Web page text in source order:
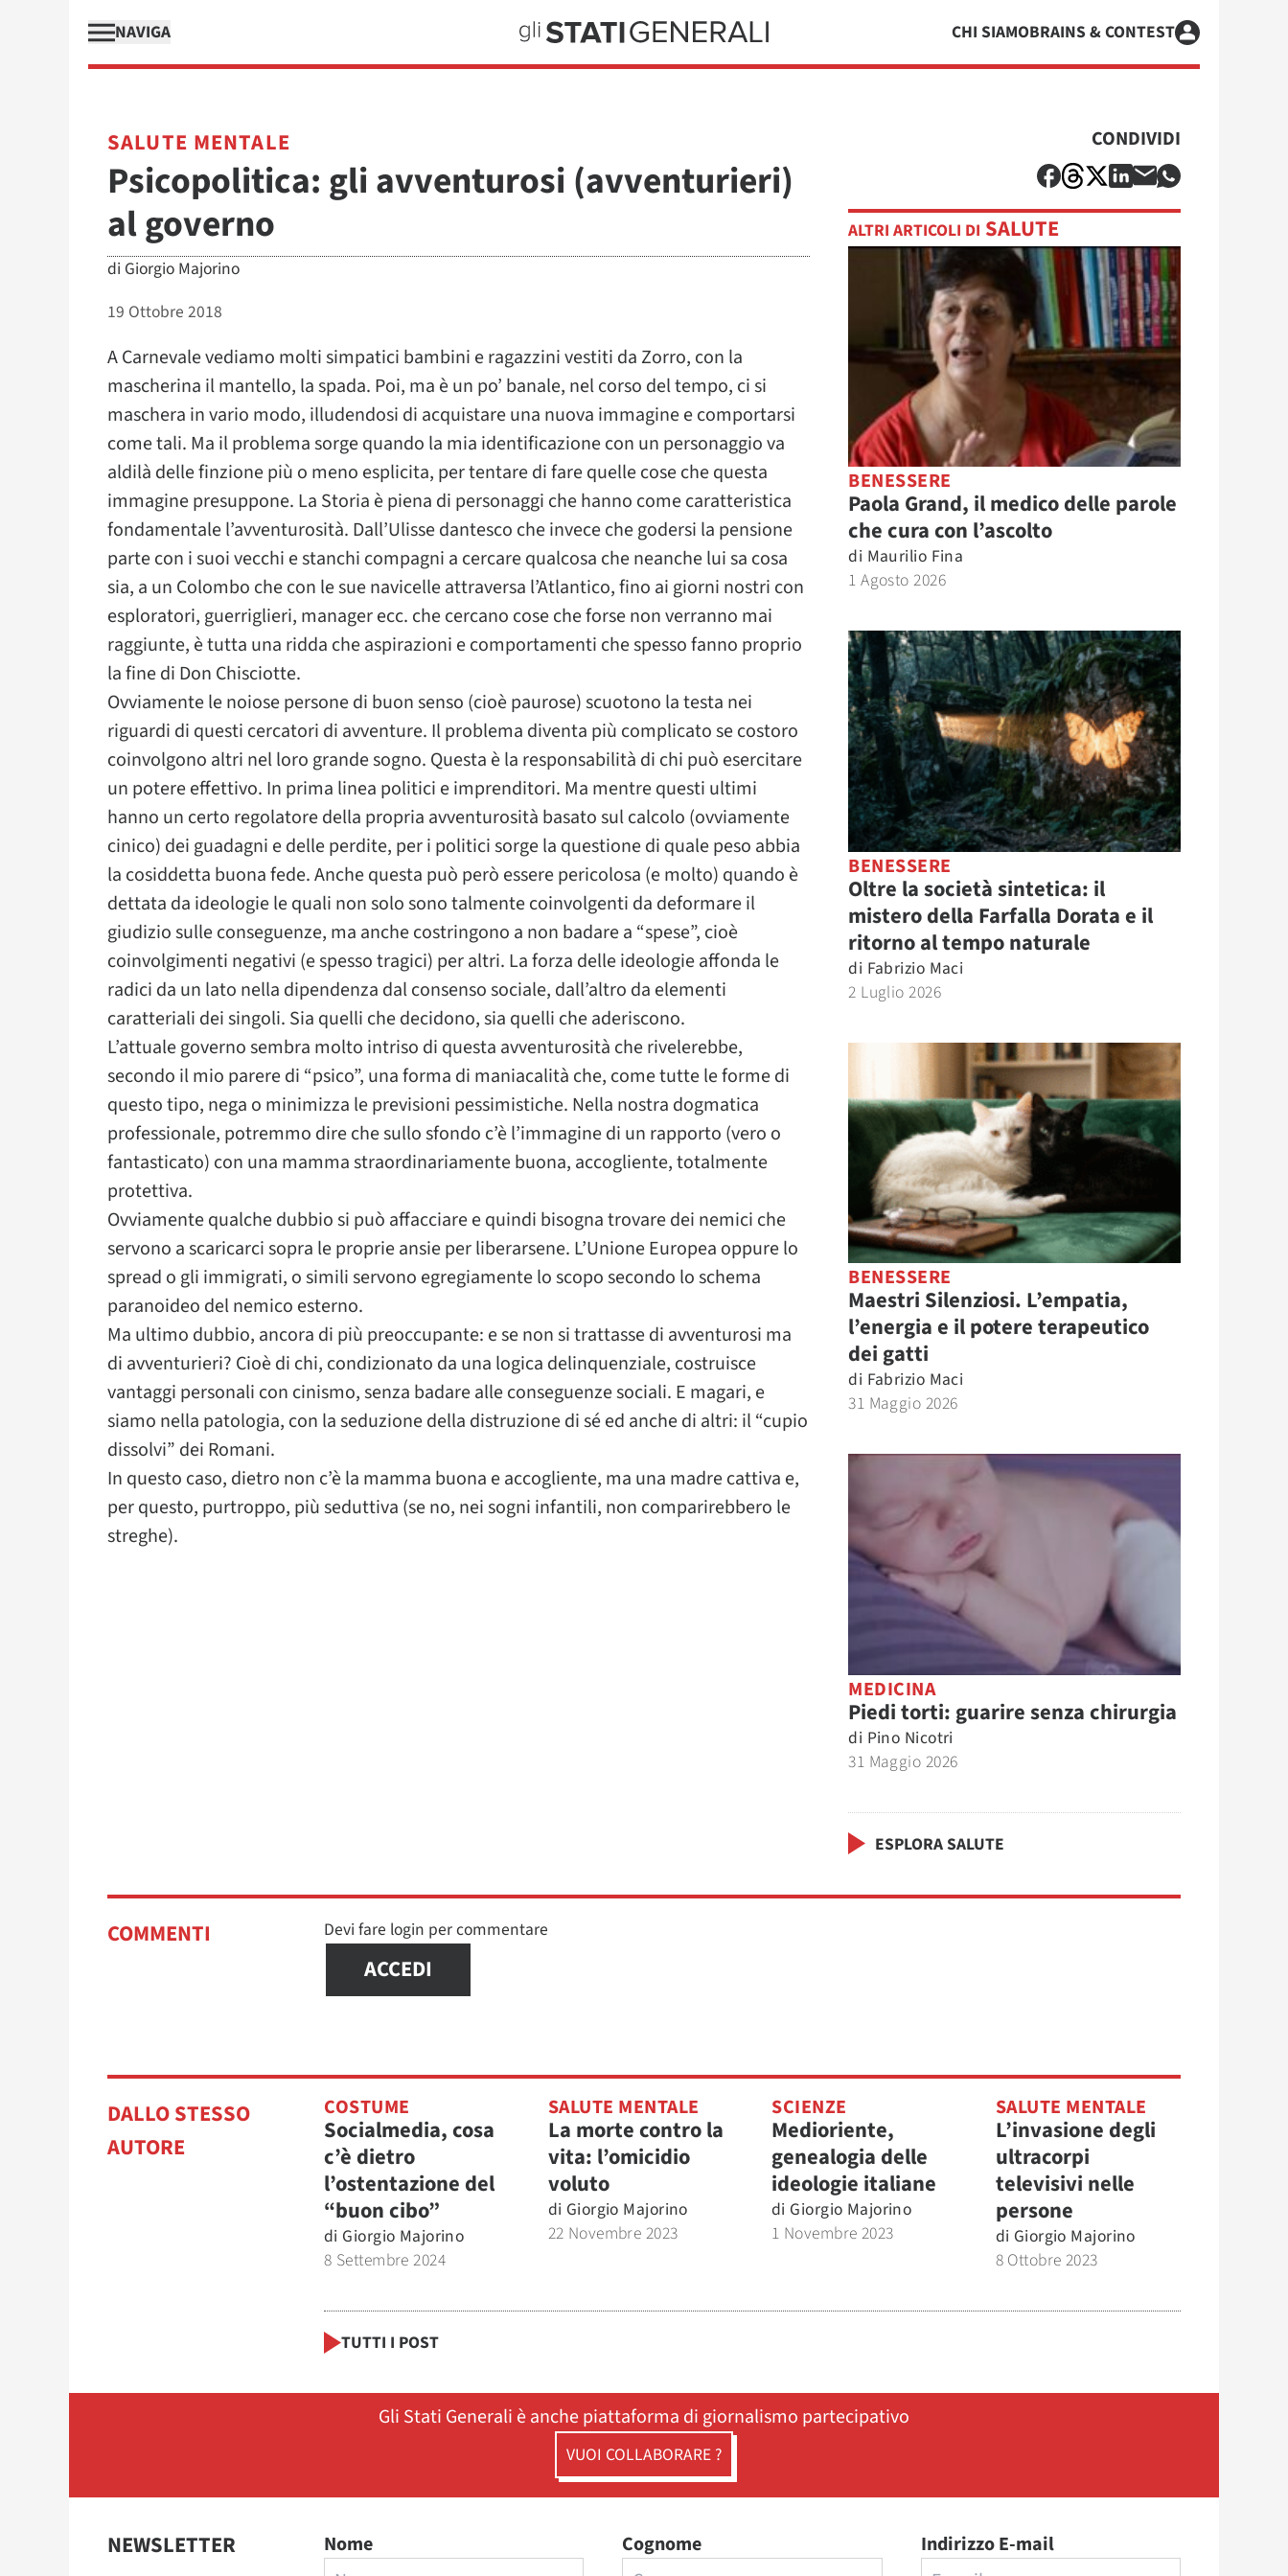
NAVIGA CHI SIAMOBRAINS & CONTEST
SALUTE MENTALE
Psicopolitica: gli avventurosi (avventurieri)
al governo
di Giorgio Majorino
19 Ottobre 2018
A Carnevale vediamo molti simpatici bambini e ragazzini vestiti da Zorro, con la
mascherina il mantello, la spada. Poi, ma è un po’ banale, nel corso del tempo, ci si
maschera in vario modo, illudendosi di acquistare una nuova immagine e comportarsi
come tali. Ma il problema sorge quando la mia identificazione con un personaggio va
aldilà delle finzione più o meno esplicita, per tentare di fare quelle cose che questa
immagine presuppone. La Storia è piena di personaggi che hanno come caratteristica
fondamentale l’avventurosità. Dall’Ulisse dantesco che invece che godersi la pensione
parte con i suoi vecchi e stanchi compagni a cercare qualcosa che neanche lui sa cosa
sia, a un Colombo che con le sue navicelle attraversa l’Atlantico, fino ai giorni nostri con
esploratori, guerriglieri, manager ecc. che cercano cose che forse non verranno mai
raggiunte, è tutta una ridda che aspirazioni e comportamenti che spesso fanno proprio
la fine di Don Chisciotte.
Ovviamente le noiose persone di buon senso (cioè paurose) scuotono la testa nei
riguardi di questi cercatori di avventure. Il problema diventa più complicato se costoro
coinvolgono altri nel loro grande sogno. Questa è la responsabilità di chi può esercitare
un potere effettivo. In prima linea politici e imprenditori. Ma mentre questi ultimi
hanno un certo regolatore della propria avventurosità basato sul calcolo (ovviamente
cinico) dei guadagni e delle perdite, per i politici sorge la questione di quale peso abbia
la cosiddetta buona fede. Anche questa può però essere pericolosa (e molto) quando è
dettata da ideologie le quali non solo sono talmente coinvolgenti da deformare il
giudizio sulle conseguenze, ma anche costringono a non badare a “spese”, cioè
coinvolgimenti negativi (e spesso tragici) per altri. La forza delle ideologie affonda le
radici da un lato nella dipendenza dal consenso sociale, dall’altro da elementi
caratteriali dei singoli. Sia quelli che decidono, sia quelli che aderiscono.
L’attuale governo sembra molto intriso di questa avventurosità che rivelerebbe,
secondo il mio parere di “psico”, una forma di maniacalità che, come tutte le forme di
questo tipo, nega o minimizza le previsioni pessimistiche. Nella nostra dogmatica
professionale, potremmo dire che sullo sfondo c’è l’immagine di un rapporto (vero o
fantasticato) con una mamma straordinariamente buona, accogliente, totalmente
protettiva.
Ovviamente qualche dubbio si può affacciare e quindi bisogna trovare dei nemici che
servono a scaricarci sopra le proprie ansie per liberarsene. L’Unione Europea oppure lo
spread o gli immigrati, o simili servono egregiamente lo scopo secondo lo schema
paranoideo del nemico esterno.
Ma ultimo dubbio, ancora di più preoccupante: e se non si trattasse di avventurosi ma
di avventurieri? Cioè di chi, condizionato da una logica delinquenziale, costruisce
vantaggi personali con cinismo, senza badare alle conseguenze sociali. E magari, e
siamo nella patologia, con la seduzione della distruzione di sé ed anche di altri: il “cupio
dissolvi” dei Romani.
In questo caso, dietro non c’è la mamma buona e accogliente, ma una madre cattiva e,
per questo, purtroppo, più seduttiva (se no, nei sogni infantili, non comparirebbero le
streghe).
CONDIVIDI
ALTRI ARTICOLI DI SALUTE
BENESSERE
Paola Grand, il medico delle parole
che cura con l’ascolto
di Maurilio Fina
1 Agosto 2026
BENESSERE
Oltre la società sintetica: il
mistero della Farfalla Dorata e il
ritorno al tempo naturale
di Fabrizio Maci
2 Luglio 2026
BENESSERE
Maestri Silenziosi. L’empatia,
l’energia e il potere terapeutico
dei gatti
di Fabrizio Maci
31 Maggio 2026
MEDICINA
Piedi torti: guarire senza chirurgia
di Pino Nicotri
31 Maggio 2026
ESPLORA SALUTE
COMMENTI Devi fare login per commentare
ACCEDI
DALLO STESSO
AUTORE
COSTUME
Socialmedia, cosa
c’è dietro
l’ostentazione del
“buon cibo”
di Giorgio Majorino
8 Settembre 2024
SALUTE MENTALE
La morte contro la
vita: l’omicidio
voluto
di Giorgio Majorino
22 Novembre 2023
SCIENZE
Medioriente,
genealogia delle
ideologie italiane
di Giorgio Majorino
1 Novembre 2023
SALUTE MENTALE
L’invasione degli
ultracorpi
televisivi nelle
persone
di Giorgio Majorino
8 Ottobre 2023
TUTTI I POST
Gli Stati Generali è anche piattaforma di giornalismo partecipativo
VUOI COLLABORARE ?
NEWSLETTER Nome Cognome Indirizzo E-mail